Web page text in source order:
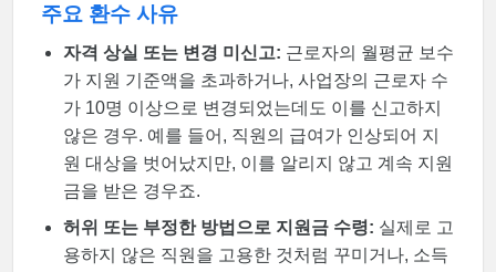
주요 환수 사유
자격 상실 또는 변경 미신고: 근로자의 월평균 보수
가 지원 기준액을 초과하거나, 사업장의 근로자 수
가 10명 이상으로 변경되었는데도 이를 신고하지
않은 경우. 예를 들어, 직원의 급여가 인상되어 지
원 대상을 벗어났지만, 이를 알리지 않고 계속 지원
금을 받은 경우죠.
허위 또는 부정한 방법으로 지원금 수령: 실제로 고
용하지 않은 직원을 고용한 것처럼 꾸미거나, 소득